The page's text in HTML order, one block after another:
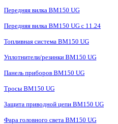
Передняя вилка BM150 UG
Передняя вилка BM150 UG с 11.24
Топливная система BM150 UG
Уплотнители/резинки BM150 UG
Панель приборов BM150 UG
Тросы BM150 UG
Защита приводной цепи BM150 UG
Фара головного света BM150 UG